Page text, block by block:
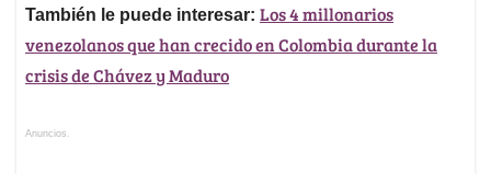
También le puede interesar: Los 4 millonarios
venezolanos que han crecido en Colombia durante la
crisis de Chávez y Maduro
Anuncios.